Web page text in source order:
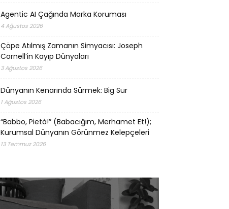
Agentic AI Çağında Marka Koruması
4 Ağustos 2026
Çöpe Atılmış Zamanın Simyacısı: Joseph
Cornell’in Kayıp Dünyaları
3 Ağustos 2026
Dünyanın Kenarında Sürmek: Big Sur
1 Ağustos 2026
“Babbo, Pietà!” (Babacığım, Merhamet Et!);
Kurumsal Dünyanın Görünmez Kelepçeleri
13 Temmuz 2026